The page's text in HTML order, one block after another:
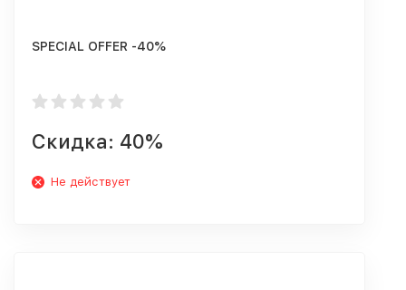
SPECIAL OFFER -40%
Скидка: 40%
Не действует